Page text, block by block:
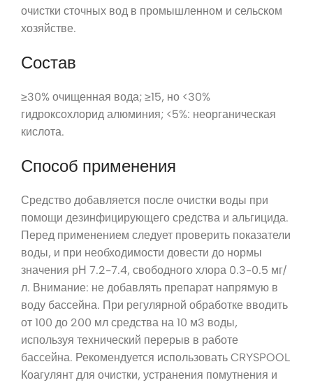
очистки сточных вод в промышленном и сельском
хозяйстве.
Состав
≥30% очищенная вода; ≥15, но <30%
гидроксохлорид алюминия; <5%: неорганическая
кислота.
Способ применения
Средство добавляется после очистки воды при
помощи дезинфицирующего средства и альгицида.
Перед применением следует проверить показатели
воды, и при необходимости довести до нормы
значения рН 7.2-7.4, свободного хлора 0.3-0.5 мг/
л. Внимание: не добавлять препарат напрямую в
воду бассейна. При регулярной обработке вводить
от 100 до 200 мл средства на 10 м3 воды,
используя технический перерыв в работе
бассейна. Рекомендуется использовать CRYSPOOL
Коагулянт для очистки, устранения помутнения и